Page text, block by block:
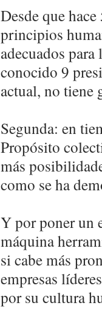
Desde que
principios
adecuados
conocido 9
actual, no tiene
Segunda: en
Propósito
más
como se ha
Y por poner un
máquina
si cabe más
empresas
por su cultura